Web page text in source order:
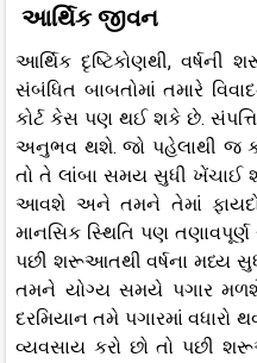
આર્થિક જીવન
આર્થિક દૃષ્ટિકોણથી,
સંબંધિત બાબતોમાં તમારે
કોર્ટ કેસ પણ થઈ શકે છે.
અનુભવ થશે. જો પહેલાથી જ
તો તે લાંબા સમય સુધી
આવશે અને તમને તેમાં
માનસિક સ્થિતિ પણ તણાવપૂર્ણ
પછી શરૂઆતથી વર્ષના મધ્ય
તમને યોગ્ય સમયે પગાર
દરમિયાન તમે પગારમાં વધારો
વ્યવસાય કરો છો તો પછી